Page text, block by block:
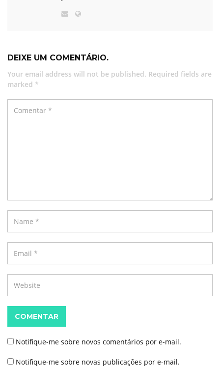
DEIXE UM COMENTÁRIO.
Your email address will not be published. Required fields are
marked *
COMENTAR
Notifique-me sobre novos comentários por e-mail.
Notifique-me sobre novas publicações por e-mail.